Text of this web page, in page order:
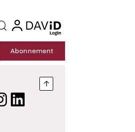
login
Abonnement
Nach oben springen
LinkedIn